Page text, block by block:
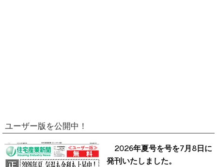
ユーザー版を公開中！
2026年夏号を号を7月8日に
発刊いたしました。